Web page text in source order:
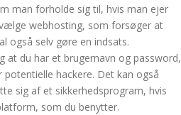
man forholde sig til, hvis man ejer
webhosting, som forsøger at
også selv gøre en indsats.
at du har et brugernavn og password,
hackere. Det kan også
sig af et sikkerhedsprogram, hvis
som du benytter.